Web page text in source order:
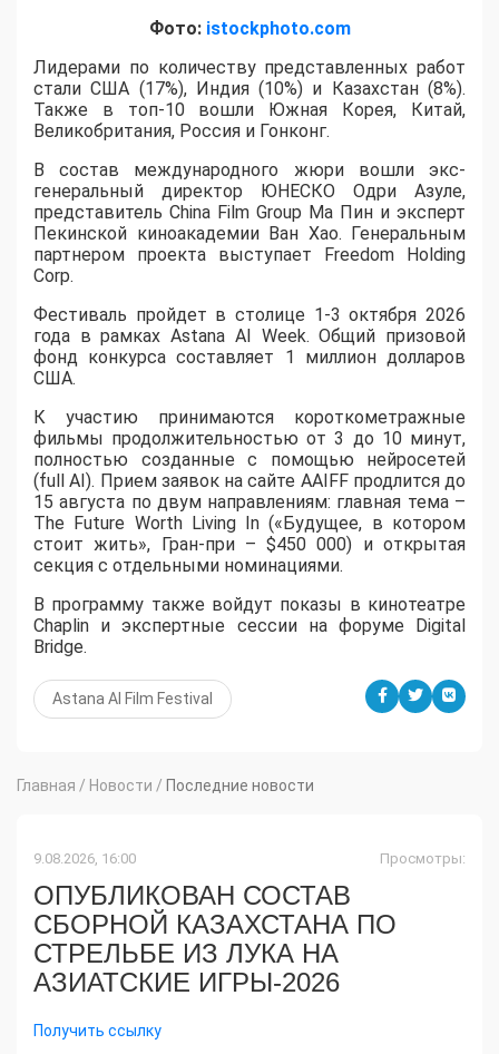
Фото: istockphoto.com
Лидерами по количеству представленных работ
стали США (17%), Индия (10%) и Казахстан (8%).
Также в топ-10 вошли Южная Корея, Китай,
Великобритания, Россия и Гонконг.
В состав международного жюри вошли экс-
генеральный директор ЮНЕСКО Одри Азуле,
представитель China Film Group Ма Пин и эксперт
Пекинской киноакадемии Ван Хао. Генеральным
партнером проекта выступает Freedom Holding
Corp.
​Фестиваль пройдет в столице 1-3 октября 2026
года в рамках Astana AI Week. Общий призовой
фонд конкурса составляет 1 миллион долларов
США.
К участию принимаются короткометражные
фильмы продолжительностью от 3 до 10 минут,
полностью созданные с помощью нейросетей
(full AI). Прием заявок на сайте AAIFF продлится до
15 августа по двум направлениям: главная тема –
The Future Worth Living In («Будущее, в котором
стоит жить», Гран-при – $450 000) и открытая
секция с отдельными номинациями.
В программу также войдут показы в кинотеатре
Chaplin и экспертные сессии на форуме Digital
Bridge.
Astana AI Film Festival
Главная / Новости / Последние новости
9.08.2026, 16:00 Просмотры:
ОПУБЛИКОВАН СОСТАВ
СБОРНОЙ КАЗАХСТАНА ПО
СТРЕЛЬБЕ ИЗ ЛУКА НА
АЗИАТСКИЕ ИГРЫ-2026
Получить ссылку